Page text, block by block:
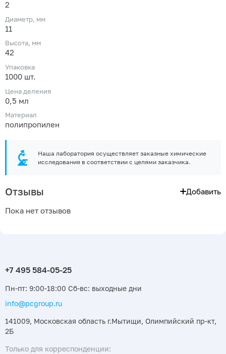
2
Диаметр, мм
11
Высота, мм
42
Упаковка
1000 шт.
Цена деления
0,5 мл
Материал
полипропилен
Наша лаборатория осуществляет заказные химические
исследования в соответствии с целями заказчика.
Отзывы Добавить
Пока нет отзывов
Пн-пт: 9:00-18:00 Сб-вс: выходные дни
info@pcgroup.ru
141009, Московская область г.Мытищи, Олимпийский пр-кт,
2Б
Только для корреспонденции: